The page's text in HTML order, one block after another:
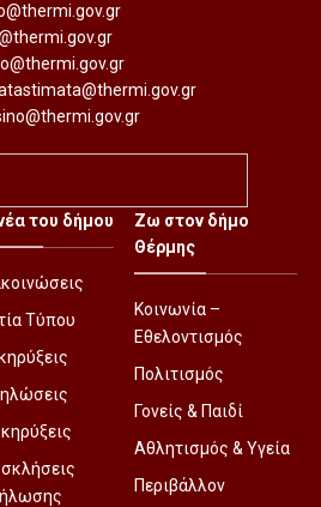
του δήμου
Τύπου
Ζω στον δήμο
Θέρμης
Κοινωνία –
Εθελοντισμός
Πολιτισμός
Γονείς & Παιδί
Αθλητισμός & Υγεία
Περιβάλλον